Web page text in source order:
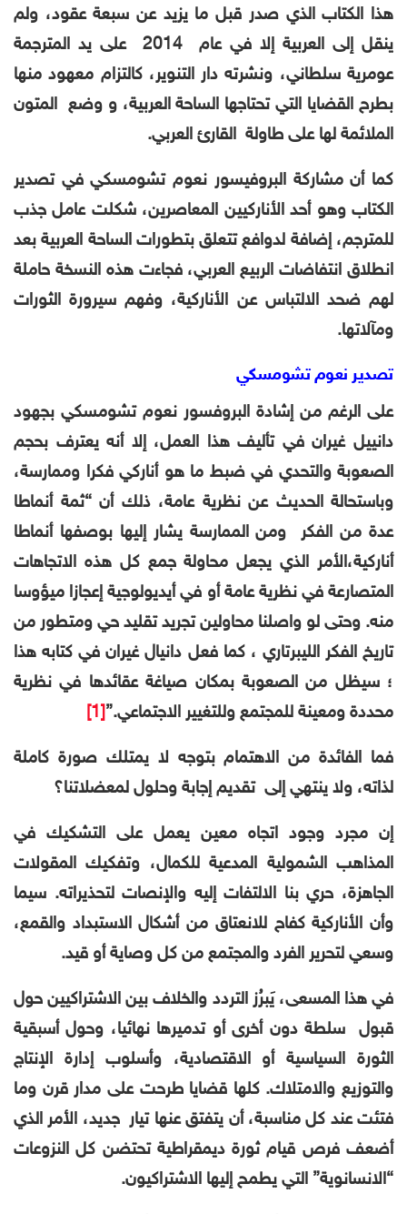
هذا الكتاب الذي صدر قبل ما يزيد عن سبعة عقود، ولم
ينقل إلى العربية إلا في عام 2014 على يد المترجمة
عومرية سلطاني، ونشرته دار التنوير، كالتزام معهود منها
بطرح القضايا التي تحتاجها الساحة العربية، و وضع المتون
الملائمة لها على طاولة القارئ العربي.
كما أن مشاركة البروفيسور نعوم تشومسكي في تصدير
الكتاب وهو أحد الأناركيين المعاصرين، شكلت عامل جذب
للمترجم، إضافة لدوافع تتعلق بتطورات الساحة العربية بعد
انطلاق انتفاضات الربيع العربي، فجاءت هذه النسخة حاملة
لهم ضحد الالتباس عن الأناركية، وفهم سيرورة الثورات
ومآلاتها.
تصدير نعوم تشومسكي
على الرغم من إشادة البروفسور نعوم تشومسكي بجهود
دانييل غيران في تأليف هذا العمل، إلا أنه يعترف بحجم
الصعوبة والتحدي في ضبط ما هو أناركي فكرا وممارسة،
وباستحالة الحديث عن نظرية عامة، ذلك أن “ثمة أنماطا
عدة من الفكر ومن الممارسة يشار إليها بوصفها أنماطا
أناركية،الأمر الذي يجعل محاولة جمع كل هذه الاتجاهات
المتصارعة في نظرية عامة أو في أيديولوجية إعجازا ميؤوسا
منه. وحتى لو واصلنا محاولين تجريد تقليد حي ومتطور من
تاريخ الفكر الليبرتاري ، کما فعل دانيال غيران في كتابه هذا
؛ سيظل من الصعوبة بمكان صياغة عقائدها في نظرية
محددة ومعينة للمجتمع وللتغيير الاجتماعي.”[1]
فما الفائدة من الاهتمام بتوجه لا يمتلك صورة كاملة
لذاته، ولا ينتهي إلى تقديم إجابة وحلول لمعضلاتنا؟
إن مجرد وجود اتجاه معين يعمل على التشكيك في
المذاهب الشمولية المدعية للكمال، وتفكيك المقولات
الجاهزة، حري بنا الالتفات إليه والإنصات لتحذيراته. سيما
وأن الأناركية كفاح للانعتاق من أشكال الاستبداد والقمع،
وسعي لتحرير الفرد والمجتمع من كل وصاية أو قيد.
في هذا المسعى، يَبرُز التردد والخلاف بين الاشتراكيين حول
قبول سلطة دون أخرى أو تدميرها نهائيا، وحول أسبقية
الثورة السياسية أو الاقتصادية، وأسلوب إدارة الإنتاج
والتوزيع والامتلاك. كلها قضايا طرحت على مدار قرن وما
فتئت عند كل مناسبة، أن يتفتق عنها تيار جديد، الأمر الذي
أضعف فرص قيام ثورة ديمقراطية تحتضن كل النزوعات
“الانسانوية” التي يطمح إليها الاشتراكيون.